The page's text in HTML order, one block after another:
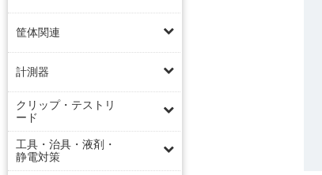
筐体関連
計測器
クリップ・テストリ
ード
工具・治具・液剤・
静電対策